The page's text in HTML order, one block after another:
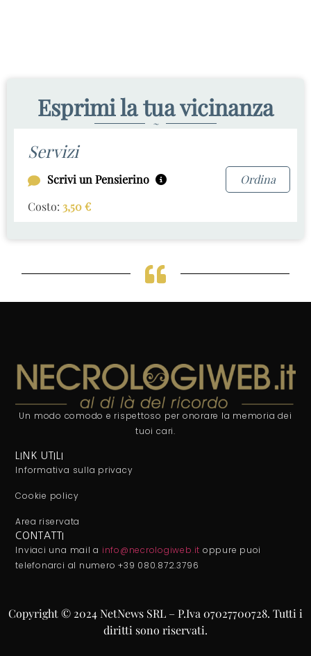
Esprimi la tua vicinanza
~
Servizi
Scrivi un Pensierino
Ordina
Costo: 3,50€
Un modo comodo e rispettoso per onorare la memoria dei
tuoi cari.
LINK UTILI
Informativa sulla privacy
Cookie policy
Area riservata
CONTATTI
Inviaci una mail a info@necrologiweb.it oppure puoi
telefonarci al numero +39 080.872.3796
Copyright © 2024 NetNews SRL – P.Iva 07027700728. Tutti i
diritti sono riservati.